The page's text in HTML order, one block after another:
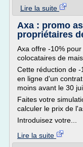
Lire la suite
Axa : promo
propriétaires
Axa offre -10%
colocataires de
Cette réduction de
en ligne d'un
moins avant le 30
Faites votre
calculer le prix de
Introduisez votre...
Lire la suite